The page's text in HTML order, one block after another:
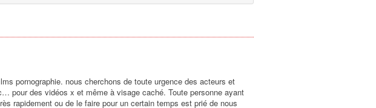
pornographie. nous cherchons de toute urgence des acteurs et
pour des vidéos x et même à visage caché. Toute personne ayant
rapidement ou de le faire pour un certain temps est prié de nous